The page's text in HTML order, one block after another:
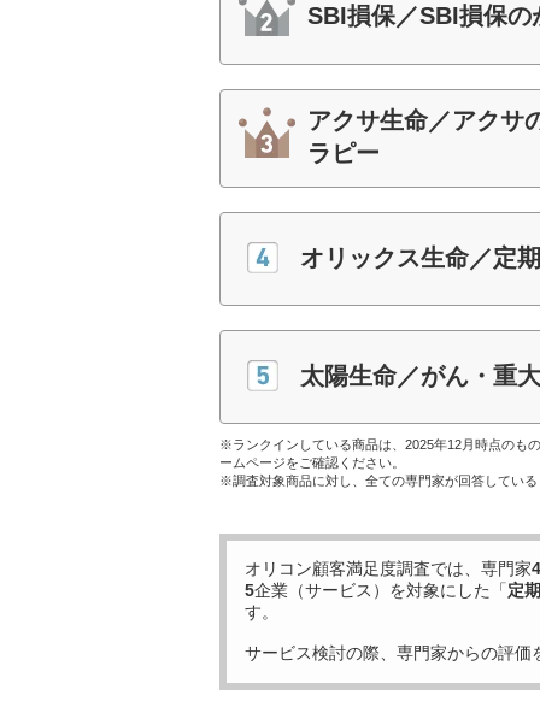
SBI損保／SBI損保の
アクサ生命／アクサ
ラピー
オリックス生命／定
太陽生命／がん・重
※ランクインしている商品は、2025年12月時点のも
ームページをご確認ください。
※調査対象商品に対し、全ての専門家が回答してい
オリコン顧客満足度調査では、専門家
5企業（サービス）を対象にした「定
す。
サービス検討の際、専門家からの評価